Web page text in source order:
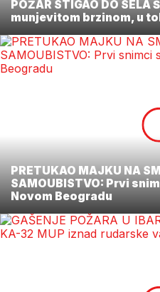
POŽAR STIGAO DO
munjevitom brzinom, u
PRETUKAO MAJKU NA
SAMOUBISTVO: Prvi
Novom Beogradu